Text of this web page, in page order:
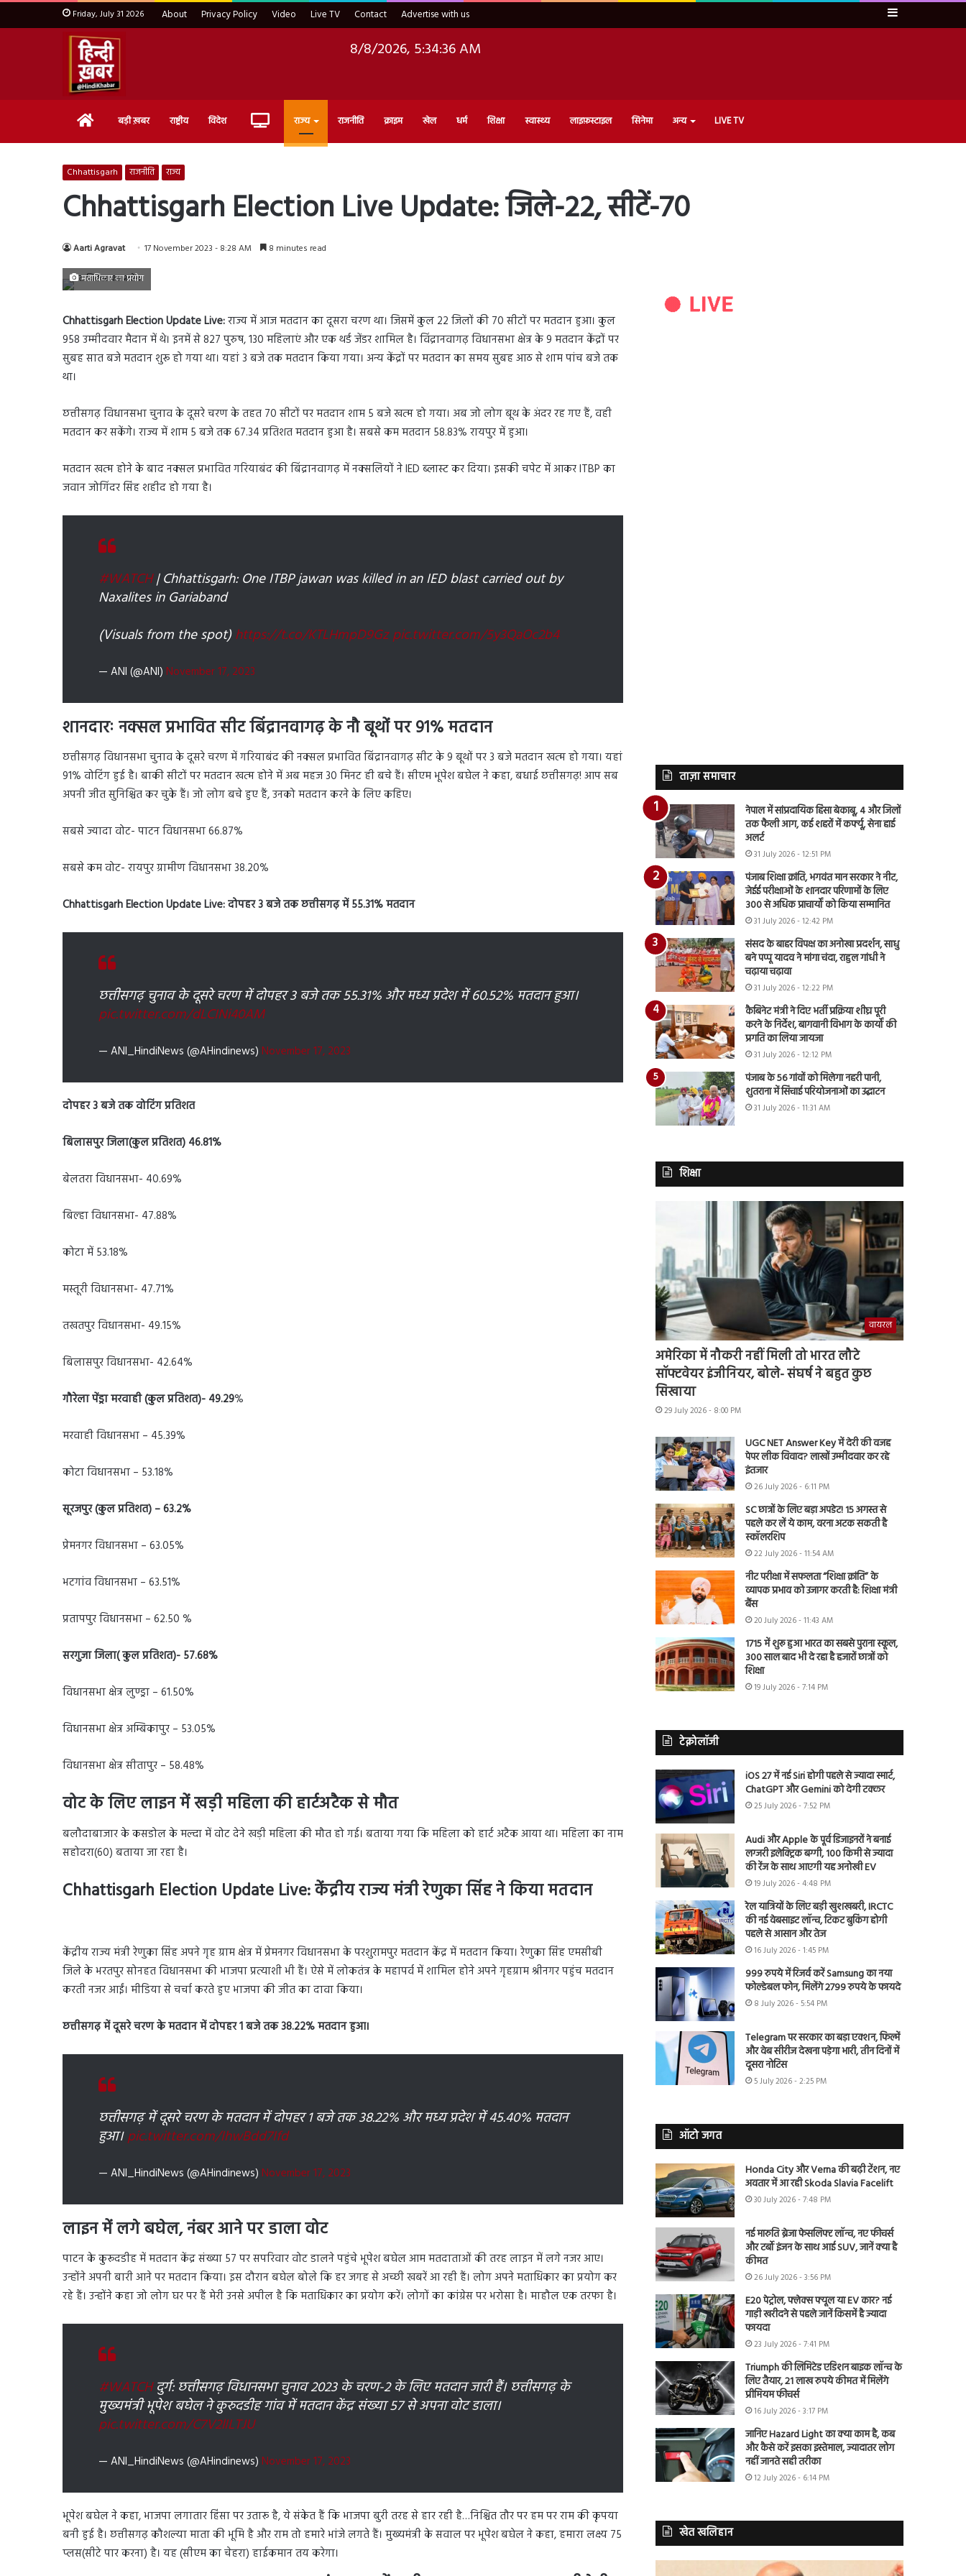
Friday, July 31 2026 About Privacy Policy Video Live TV Contact Advertise with us Sidebar
8/8/2026, 5:34:37 AM
Home बड़ी ख़बर राष्ट्रीय विदेश Live राज्य राजनीति क्राइम खेल धर्म शिक्षा स्वास्थ्य लाइफ़स्टाइल सिनेमा अन्य LIVE TV
Chhattisgarh राजनीति राज्य
Chhattisgarh Election Live Update: जिले-22, सीटें-70
Aarti Agravat 17 November 2023 - 8:28 AM 8 minutes read
मताधिकार का प्रयोग
Chhattisgarh Election Update Live:राज्य में आज मतदान का दूसरा चरण था। जिसमें कुल 22 जिलों की 70 सीटों पर मतदान हुआ। कुल
958 उम्मीदवार मैदान में थे। इनमें से 827 पुरुष, 130 महिलाएं और एक थर्ड जेंडर शामिल है। विंद्रानवागढ़ विधानसभा क्षेत्र के 9 मतदान केंद्रों पर
सुबह सात बजे मतदान शुरू हो गया था। यहां 3 बजे तक मतदान किया गया। अन्य केंद्रों पर मतदान का समय सुबह आठ से शाम पांच बजे तक
था।
छत्तीसगढ़ विधानसभा चुनाव के दूसरे चरण के तहत 70 सीटों पर मतदान शाम 5 बजे खत्म हो गया। अब जो लोग बूथ के अंदर रह गए हैं, वही
मतदान कर सकेंगे। राज्य में शाम 5 बजे तक 67.34 प्रतिशत मतदान हुआ है। सबसे कम मतदान 58.83% रायपुर में हुआ।
मतदान खत्म होने के बाद नक्सल प्रभावित गरियाबंद की बिंद्रानवागढ़ में नक्सलियों ने IED ब्लास्ट कर दिया। इसकी चपेट में आकर ITBP का
जवान जोगिंदर सिंह शहीद हो गया है।
#WATCH| Chhattisgarh: One ITBP jawan was killed in an IED blast carried out by
Naxalites in Gariaband
(Visuals from the spot)https://t.co/KTLHmpD9Gzpic.twitter.com/5y3QaOc2b4
— ANI (@ANI) November 17, 2023
शानदारः नक्सल प्रभावित सीट बिंद्रानवागढ़ के नौ बूथों पर 91% मतदान
छत्तीसगढ़ विधानसभा चुनाव के दूसरे चरण में गरियाबंद की नक्सल प्रभावित बिंद्रानवागढ़ सीट के 9 बूथों पर 3 बजे मतदान खत्म हो गया। यहां
91% वोटिंग हुई है। बाकी सीटों पर मतदान खत्म होने में अब महज 30 मिनट ही बचे हैं। सीएम भूपेश बघेल ने कहा, बधाई छत्तीसगढ़! आप सब
अपनी जीत सुनिश्चित कर चुके हैं। जो लोग बचे हुए हैं, उनको मतदान करने के लिए कहिए।
सबसे ज्यादा वोट- पाटन विधानसभा 66.87%
सबसे कम वोट- रायपुर ग्रामीण विधानसभा 38.20%
Chhattisgarh Election Update Live:दोपहर 3 बजे तक छत्तीसगढ़ में 55.31% मतदान
छत्तीसगढ़ चुनाव के दूसरे चरण में दोपहर 3 बजे तक 55.31% और मध्य प्रदेश में 60.52% मतदान हुआ।
pic.twitter.com/dLCINi40AM
— ANI_HindiNews (@AHindinews) November 17, 2023
दोपहर 3 बजे तक वोटिंग प्रतिशत
बिलासपुर जिला(कुल प्रतिशत) 46.81%
बेलतरा विधानसभा- 40.69%
बिल्हा विधानसभा- 47.88%
कोटा में 53.18%
मस्तूरी विधानसभा- 47.71%
तखतपुर विधानसभा- 49.15%
बिलासपुर विधानसभा- 42.64%
गौरेला पेंड्रा मरवाही (कुल प्रतिशत)- 49.29%
मरवाही विधानसभा – 45.39%
कोटा विधानसभा – 53.18%
सूरजपुर (कुल प्रतिशत) – 63.2%
प्रेमनगर विधानसभा – 63.05%
भटगांव विधानसभा – 63.51%
प्रतापपुर विधानसभा – 62.50 %
सरगुजा जिला( कुल प्रतिशत)- 57.68%
विधानसभा क्षेत्र लुण्ड्रा – 61.50%
विधानसभा क्षेत्र अम्बिकापुर – 53.05%
विधानसभा क्षेत्र सीतापुर – 58.48%
वोट के लिए लाइन में खड़ी महिला की हार्टअटैक से मौत
बलौदाबाजार के कसडोल के मल्दा में वोट देने खड़ी महिला की मौत हो गई। बताया गया कि महिला को हार्ट अटैक आया था। महिला का नाम
सहोदरा(60) बताया जा रहा है।
Chhattisgarh Election Update Live:केंद्रीय राज्य मंत्री रेणुका सिंह ने किया मतदान
केंद्रीय राज्य मंत्री रेणुका सिंह अपने गृह ग्राम क्षेत्र में प्रेमनगर विधानसभा के परशुरामपुर मतदान केंद्र में मतदान किया। रेणुका सिंह एमसीबी
जिले के भरतपुर सोनहत विधानसभा की भाजपा प्रत्याशी भी हैं। ऐसे में लोकतंत्र के महापर्व में शामिल होने अपने गृहग्राम श्रीनगर पहुंच मतदान
करती नजर आईं। मीडिया से चर्चा करते हुए भाजपा की जीत का दावा किया।
छत्तीसगढ़ में दूसरे चरण के मतदान में दोपहर 1 बजे तक 38.22% मतदान हुआ।
छत्तीसगढ़ में दूसरे चरण के मतदान में दोपहर 1 बजे तक 38.22% और मध्य प्रदेश में 45.40% मतदान
हुआ।pic.twitter.com/IhwBdd7Ifd
— ANI_HindiNews (@AHindinews) November 17, 2023
लाइन में लगे बघेल, नंबर आने पर डाला वोट
पाटन के कुरूदडीह में मतदान केंद्र संख्या 57 पर सपरिवार वोट डालने पहुंचे भूपेश बघेल आम मतदाताओं की तरह लाइन में लगे नजर आए।
उन्होंने अपनी बारी आने पर मतदान किया। इस दौरान बघेल बोले कि हर जगह से अच्छी खबरें आ रही हैं। लोग अपने मताधिकार का प्रयोग कर
रहे हैं। उन्होंने कहा जो लोग घर पर हैं मेरी उनसे अपील है कि मताधिकार का प्रयोग करें। लोगों का कांग्रेस पर भरोसा है। माहौल एक तरफा है।
#WATCHदुर्ग: छत्तीसगढ़ विधानसभा चुनाव 2023 के चरण-2 के लिए मतदान जारी हैं। छत्तीसगढ़ के
मुख्यमंत्री भूपेश बघेल ने कुरुदडीह गांव में मतदान केंद्र संख्या 57 से अपना वोट डाला।
pic.twitter.com/C7V2lILTJU
— ANI_HindiNews (@AHindinews) November 17, 2023
भूपेश बघेल ने कहा, भाजपा लगातार हिंसा पर उतारू है, ये संकेत हैं कि भाजपा बुरी तरह से हार रही है…निश्चित तौर पर हम पर राम की कृपया
बनी हुई है। छत्तीसगढ़ कौशल्या माता की भूमि है और राम तो हमारे भांजे लगते हैं। मुख्यमंत्री के सवाल पर भूपेश बघेल ने कहा, हमारा लक्ष्य 75
प्लस(सीटे पार करना) है। यह (सीएम का चेहरा) हाईकमान तय करेगा।
ताज़ा समाचार
नेपाल में सांप्रदायिक हिंसा बेकाबू, 4 और जिलों
तक फैली आग, कई शहरों में कर्फ्यू, सेना हाई
अलर्ट
31 July 2026 - 12:51 PM
पंजाब शिक्षा क्रांति, भगवंत मान सरकार ने नीट,
जेईई परीक्षाओं के शानदार परिणामों के लिए
300 से अधिक प्राचार्यों को किया सम्मानित
31 July 2026 - 12:42 PM
संसद के बाहर विपक्ष का अनोखा प्रदर्शन, साधु
बने पप्पू यादव ने मांगा चंदा, राहुल गांधी ने
चढ़ाया चढ़ावा
31 July 2026 - 12:22 PM
कैबिनेट मंत्री ने दिए भर्ती प्रक्रिया शीघ्र पूरी
करने के निर्देश, बागवानी विभाग के कार्यों की
प्रगति का लिया जायजा
31 July 2026 - 12:12 PM
पंजाब के 56 गांवों को मिलेगा नहरी पानी,
शुतराना में सिंचाई परियोजनाओं का उद्घाटन
31 July 2026 - 11:31 AM
शिक्षा
वायरल
अमेरिका में नौकरी नहीं मिली तो भारत लौटे
सॉफ्टवेयर इंजीनियर, बोले- संघर्ष ने बहुत कुछ
सिखाया
29 July 2026 - 8:00 PM
UGC NET Answer Key में देरी की वजह
पेपर लीक विवाद? लाखों उम्मीदवार कर रहे
इंतजार
26 July 2026 - 6:11 PM
SC छात्रों के लिए बड़ा अपडेट! 15 अगस्त से
पहले कर लें ये काम, वरना अटक सकती है
स्कॉलरशिप
22 July 2026 - 11:54 AM
नीट परीक्षा में सफलता “शिक्षा क्रांति” के
व्यापक प्रभाव को उजागर करती है: शिक्षा मंत्री
बैंस
20 July 2026 - 11:43 AM
1715 में शुरू हुआ भारत का सबसे पुराना स्कूल,
300 साल बाद भी दे रहा है हजारों छात्रों को
शिक्षा
19 July 2026 - 7:14 PM
टेक्नोलॉजी
iOS 27 में नई Siri होगी पहले से ज्यादा स्मार्ट,
ChatGPT और Gemini को देगी टक्कर
25 July 2026 - 7:52 PM
Audi और Apple के पूर्व डिजाइनरों ने बनाई
लग्जरी इलेक्ट्रिक बग्गी, 100 किमी से ज्यादा
की रेंज के साथ आएगी यह अनोखी EV
19 July 2026 - 4:48 PM
रेल यात्रियों के लिए बड़ी खुशखबरी, IRCTC
की नई वेबसाइट लॉन्च, टिकट बुकिंग होगी
पहले से आसान और तेज
16 July 2026 - 1:45 PM
999 रुपये में रिजर्व करें Samsung का नया
फोल्डेबल फोन, मिलेंगे 2799 रुपये के फायदे
8 July 2026 - 5:54 PM
Telegram पर सरकार का बड़ा एक्शन, फिल्में
और वेब सीरीज देखना पड़ेगा भारी, तीन दिनों में
दूसरा नोटिस
5 July 2026 - 2:25 PM
ऑटो जगत
Honda City और Verna की बढ़ी टेंशन, नए
अवतार में आ रही Skoda Slavia Facelift
30 July 2026 - 7:48 PM
नई मारुति ब्रेजा फेसलिफ्ट लॉन्च, नए फीचर्स
और टर्बो इंजन के साथ आई SUV, जानें क्या है
कीमत
26 July 2026 - 3:56 PM
E20 पेट्रोल, फ्लेक्स फ्यूल या EV कार? नई
गाड़ी खरीदने से पहले जानें किसमें है ज्यादा
फायदा
23 July 2026 - 7:41 PM
Triumph की लिमिटेड एडिशन बाइक लॉन्च के
लिए तैयार, 21 लाख रुपये कीमत में मिलेंगे
प्रीमियम फीचर्स
16 July 2026 - 3:17 PM
जानिए Hazard Light का क्या काम है, कब
और कैसे करें इसका इस्तेमाल, ज्यादातर लोग
नहीं जानते सही तरीका
12 July 2026 - 6:14 PM
खेत खलिहान